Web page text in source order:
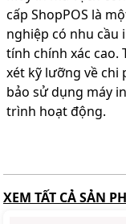
cấp ShopPOS là
nghiệp có nhu cầu
tính chính xác cao.
xét kỹ lưỡng về chi
bảo sử dụng máy
trình hoạt động.
XEM TẤT CẢ SẢN